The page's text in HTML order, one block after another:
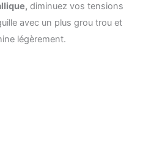
diminuez vos tensions
avec un plus grou trou et
légèrement.